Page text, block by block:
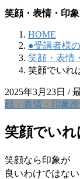
笑顔・表情・印
HOME
●受講者様
笑顔・表情
笑顔でいれ
2025年3月23日 /
顔・表情・印象
笑顔でい
笑顔なら印象が
良いわけではない